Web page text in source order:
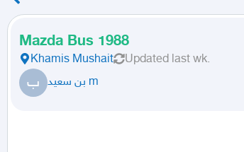
Mazda Bus 1988
Khamis Mushait Updated last wk.
ب بن سعيد m